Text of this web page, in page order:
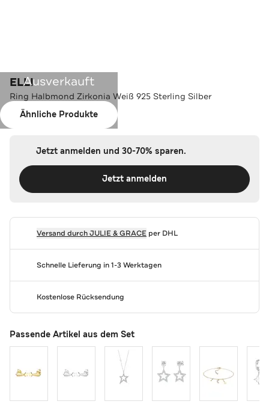
Ausverkauft
Ähnliche Produkte
ELLI
Ring Halbmond Zirkonia Weiß 925 Sterling Silber
Farbe:Gold
Jetzt anmelden und 30-70% sparen.
Jetzt anmelden
Versand durchJULIE & GRACEper DHL
Schnelle Lieferung in 1-3 Werktagen
Kostenlose Rücksendung
Passende Artikel aus dem Set